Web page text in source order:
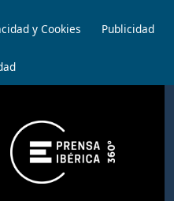
y Cookies Publicidad